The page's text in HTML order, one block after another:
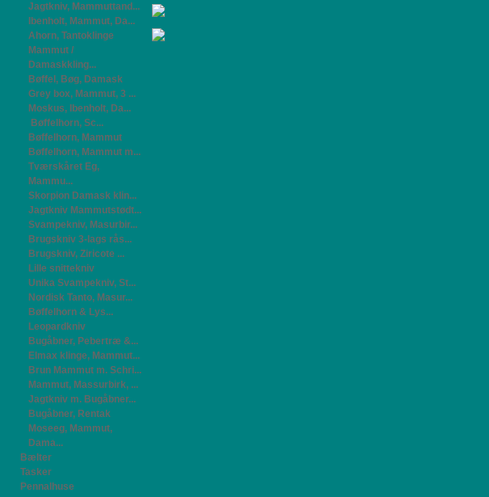
Jagtkniv, Mammuttand...
Ibenholt, Mammut, Da...
Ahorn, Tantoklinge
Mammut /
Damaskkling...
Bøffel, Bøg, Damask
Grey box, Mammut, 3 ...
Moskus, Ibenholt, Da...
Bøffelhorn, Sc...
Bøffelhorn, Mammut
Bøffelhorn, Mammut m...
Tværskåret Eg,
Mammu...
Skorpion Damask klin...
Jagtkniv Mammutstødt...
Svampekniv, Masurbir...
Brugskniv 3-lags rås...
Brugskniv, Ziricote ...
Lille snittekniv
Unika Svampekniv, St...
Nordisk Tanto, Masur...
Bøffelhorn & Lys...
Leopardkniv
Bugåbner, Pebertræ &...
Elmax klinge, Mammut...
Brun Mammut m. Schri...
Mammut, Massurbirk, ...
Jagtkniv m. Bugåbner...
Bugåbner, Rentak
Moseeg, Mammut,
Dama...
Bælter
Tasker
Pennalhuse